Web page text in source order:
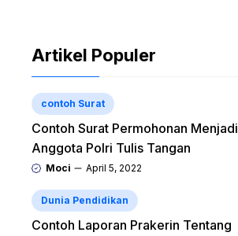
Artikel Populer
contoh Surat
Contoh Surat Permohonan Menjadi
Anggota Polri Tulis Tangan
Moci April 5, 2022
Dunia Pendidikan
Contoh Laporan Prakerin Tentang